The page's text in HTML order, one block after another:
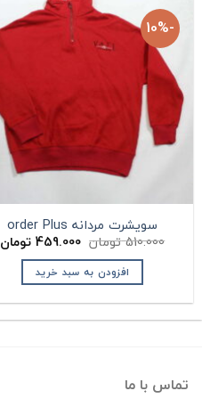
-10%
سویشرت مردانه order Plus
510.000 تومان قیمت
اصلی:
510.000 تومان
بود.
459.000 تومان
افزودن به سبد خرید
تماس با ما